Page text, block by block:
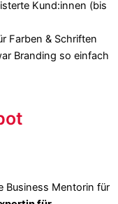
Kund:innen (bis
Farben & Schriften
Branding so einfach
Business Mentorin für